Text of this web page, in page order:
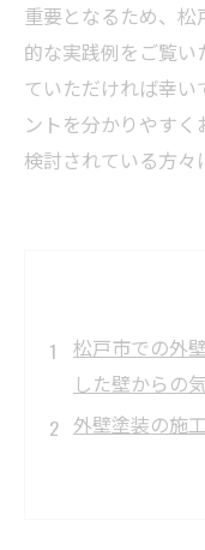
重要となるため、
的な実践例をご覧い
ていただければ幸い
ントを分かりやす
検討されている方々
松戸市での外
した壁からの
外壁塗装の施
リフォーム中